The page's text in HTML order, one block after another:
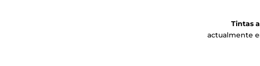
Tintas
actualmente